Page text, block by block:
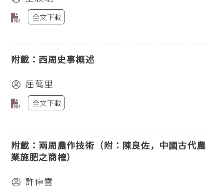
全文下載
附載：西周史事概述
屈萬里
全文下載
附載：兩周農作技術（附：陳良佐，中國古代農
業施肥之商榷）
許倬雲